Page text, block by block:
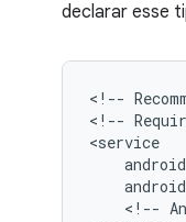
declarar esse
<!--
<!--
<!--